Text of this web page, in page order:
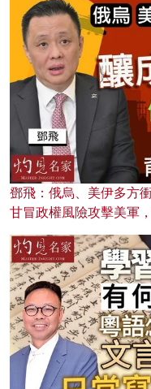
鄧飛：俄烏、美伊多方
甘冒政權風險攻擊美軍